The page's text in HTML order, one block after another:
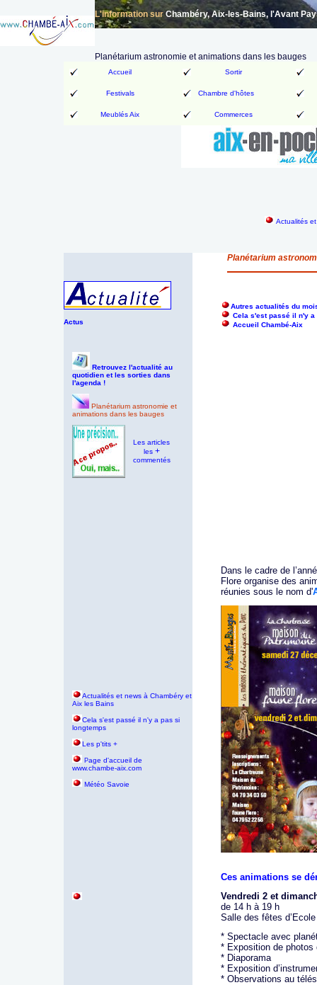
L'information surChambéry, Aix-les-Bains, l'Avant
Planétarium astronomie et animations dans les bauges
Accueil Sortir
Festivals Chambre d'hôtes
Meublés Aix Commerces
Actualités
Planétarium
Actus
Autres actualités du
Cela s'est passé il n'y
Accueil Chambé-Aix
Retrouvez l'actualité au
quotidien et les sorties dans
l'agenda !
Planétarium astronomie et
animations dans les bauges
Les articles
les +
commentés
Actualités et news à Chambéry et
Aix les Bains
Cela s'est passé il n'y a pas si
longtemps
Les p'tits +
Page d'accueil de
www.chambe-aix.com
Météo Savoie
Dans le cadre de
Flore organise des
réunies sous le nom d'
Ces animations se
Vendredi 2 et
de 14 h à 19 h
Salle des fêtes d’Ecole
* Spectacle avec
* Exposition de photos
* Diaporama
* Exposition
* Observations au